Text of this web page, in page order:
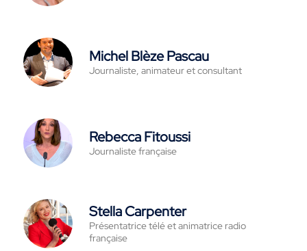
Michel Blèze Pascau
Journaliste, animateur et consultant
Rebecca Fitoussi
Journaliste française
Stella Carpenter
Présentatrice télé et animatrice radio
française